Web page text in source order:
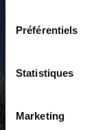
Préférentiels
Statistiques
Marketing